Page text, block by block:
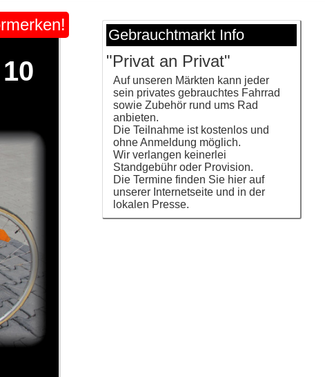
Gebrauchtmarkt Info
"Privat an Privat"
Auf unseren Märkten kann jeder
sein privates gebrauchtes Fahrrad
sowie Zubehör rund ums Rad
anbieten.
Die Teilnahme ist kostenlos und
ohne Anmeldung möglich.
Wir verlangen keinerlei
Standgebühr oder Provision.
Die Termine finden Sie hier auf
unserer Internetseite und in der
lokalen Presse.